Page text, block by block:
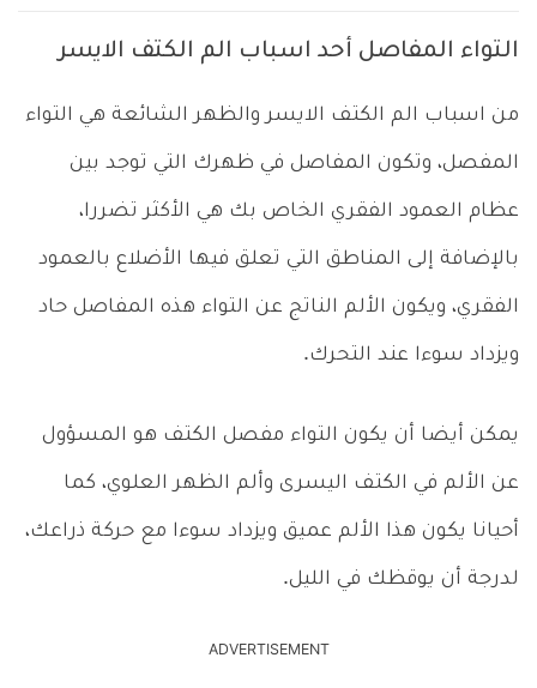
التواء المفاصل أحد اسباب الم الكتف الايسر
من اسباب الم الكتف الايسر والظهر الشائعة هي التواء
المفصل، وتكون المفاصل في ظهرك التي توجد بين
عظام العمود الفقري الخاص بك هي الأكثر تضررا،
بالإضافة إلى المناطق التي تعلق فيها الأضلاع بالعمود
الفقري، ويكون الألم الناتج عن التواء هذه المفاصل حاد
ويزداد سوءا عند التحرك.
يمكن أيضا أن يكون التواء مفصل الكتف هو المسؤول
عن الألم في الكتف اليسرى وألم الظهر العلوي، كما
أحيانا يكون هذا الألم عميق ويزداد سوءا مع حركة ذراعك،
لدرجة أن يوقظك في الليل.
ADVERTISEMENT